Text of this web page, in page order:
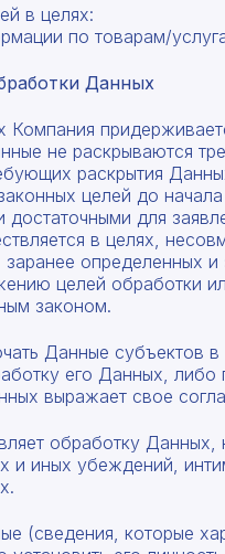
в целях:
по товарам/
Данных
Компания
не раскрываются
раскрытия
целей до
для
в целях,
определенных
целей обработки
законом.
Данные субъектов
его Данных,
выражает свое
обработку
и иных убеждений,
(сведения, которые